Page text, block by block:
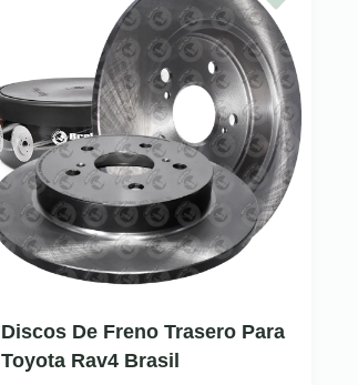
Discos De Freno Trasero Para
Toyota Rav4 Brasil